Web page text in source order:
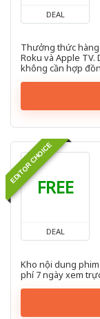
DEAL
Thưởng thức
Roku và Apple
không cần hợp
EDITOR CHOICE
FREE
DEAL
Kho nội dung
phí 7 ngày xem